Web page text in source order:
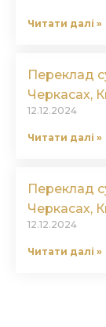
Читати далі »
Переклад
Черкасах,
12.12.2024
Читати далі »
Переклад
Черкасах,
12.12.2024
Читати далі »